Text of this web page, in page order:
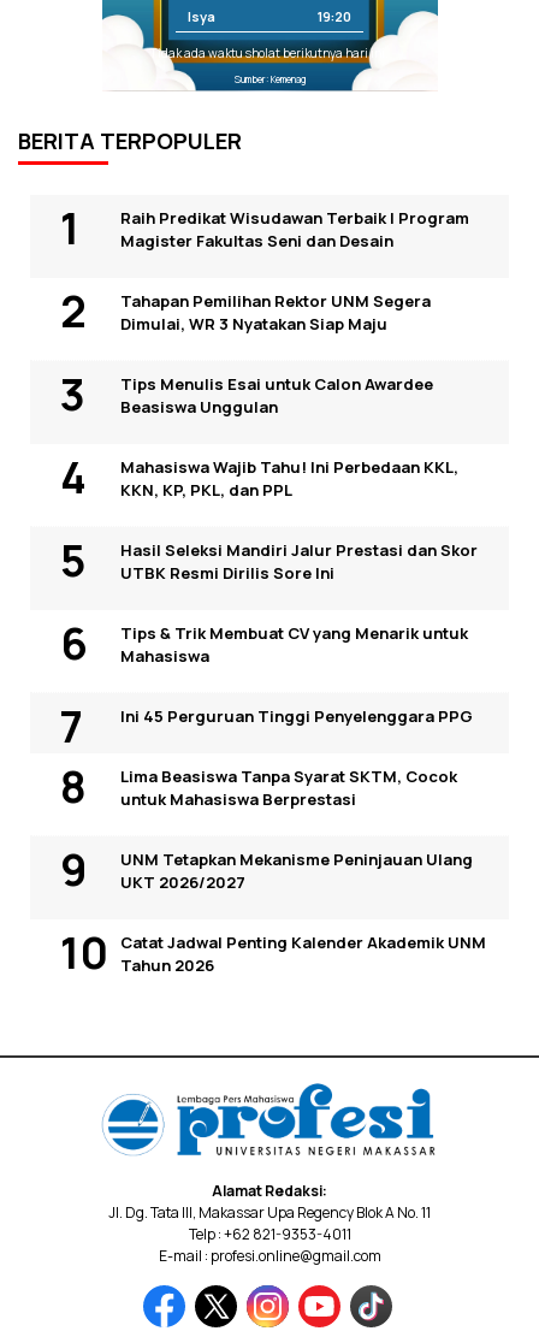
Isya 19:20
Tidak ada waktu sholat berikutnya hari ini.
Sumber: Kemenag
BERITA TERPOPULER
Raih Predikat Wisudawan Terbaik I Program
Magister Fakultas Seni dan Desain
Tahapan Pemilihan Rektor UNM Segera
Dimulai, WR 3 Nyatakan Siap Maju
Tips Menulis Esai untuk Calon Awardee
Beasiswa Unggulan
Mahasiswa Wajib Tahu! Ini Perbedaan KKL,
KKN, KP, PKL, dan PPL
Hasil Seleksi Mandiri Jalur Prestasi dan Skor
UTBK Resmi Dirilis Sore Ini
Tips & Trik Membuat CV yang Menarik untuk
Mahasiswa
Ini 45 Perguruan Tinggi Penyelenggara PPG
Lima Beasiswa Tanpa Syarat SKTM, Cocok
untuk Mahasiswa Berprestasi
UNM Tetapkan Mekanisme Peninjauan Ulang
UKT 2026/2027
Catat Jadwal Penting Kalender Akademik UNM
Tahun 2026
Alamat Redaksi:
Jl. Dg. Tata III, Makassar Upa Regency Blok A No. 11
Telp : +62 821-9353-4011
E-mail : profesi.online@gmail.com